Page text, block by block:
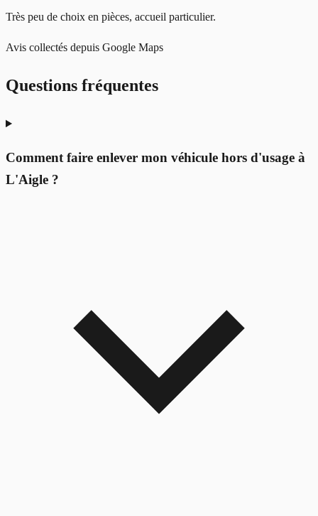
Très peu de choix en pièces, accueil particulier.
Avis collectés depuis Google Maps
Questions fréquentes
Comment faire enlever mon véhicule hors d'usage à
L'Aigle ?